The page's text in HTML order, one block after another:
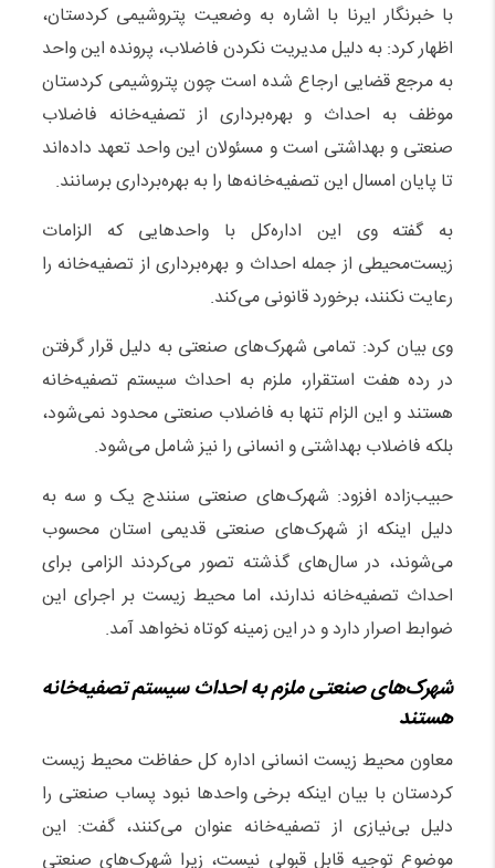
با خبرنگار ایرنا با اشاره به وضعیت پتروشیمی کردستان،
اظهار کرد: به دلیل مدیریت نکردن فاضلاب، پرونده این واحد
به مرجع قضایی ارجاع شده است چون پتروشیمی کردستان
موظف به احداث و بهره‌برداری از تصفیه‌خانه فاضلاب
صنعتی و بهداشتی است و مسئولان این واحد تعهد داده‌اند
تا پایان امسال این تصفیه‌خانه‌ها را به بهره‌برداری برسانند.
به گفته وی این اداره‌کل با واحدهایی که الزامات
زیست‌محیطی از جمله احداث و بهره‌برداری از تصفیه‌خانه را
رعایت نکنند، برخورد قانونی می‌کند.
وی بیان کرد: تمامی شهرک‌های صنعتی به دلیل قرار گرفتن
در رده هفت استقرار، ملزم به احداث سیستم تصفیه‌خانه
هستند و این الزام تنها به فاضلاب صنعتی محدود نمی‌شود،
بلکه فاضلاب بهداشتی و انسانی را نیز شامل می‌شود.
حبیب‌زاده افزود: شهرک‌های صنعتی سنندج یک و سه به
دلیل اینکه از شهرک‌های صنعتی قدیمی استان محسوب
می‌شوند، در سال‌های گذشته تصور می‌کردند الزامی برای
احداث تصفیه‌خانه ندارند، اما محیط زیست بر اجرای این
ضوابط اصرار دارد و در این زمینه کوتاه نخواهد آمد.
شهرک‌های صنعتی ملزم به احداث سیستم تصفیه‌خانه
هستند
معاون محیط زیست انسانی اداره کل حفاظت محیط زیست
کردستان با بیان اینکه برخی واحدها نبود پساب صنعتی را
دلیل بی‌نیازی از تصفیه‌خانه عنوان می‌کنند، گفت: این
موضوع توجیه قابل قبولی نیست، زیرا شهرک‌های صنعتی